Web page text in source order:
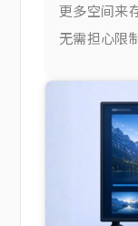
更多空间来
无需担心限